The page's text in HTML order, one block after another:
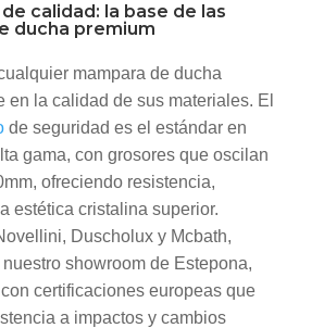
calidad: la base de las
ducha premium
mampara de ducha
en la calidad de sus materiales. El
de seguridad es el estándar en
gama, con grosores que oscilan
ofreciendo resistencia,
estética cristalina superior.
Duscholux y Mcbath,
showroom de Estepona,
certificaciones europeas que
a impactos y cambios